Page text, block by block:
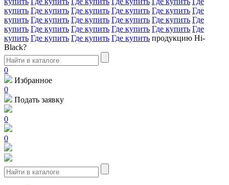
купить Где купить Где купить Где купить Где купить Где
купить Где купить Где купить Где купить Где купить Где
купить Где купить Где купить Где купить Где купить Где
купить Где купить Где купить Где купить продукцию Hi-
Black?
0
Избранное
0
Подать заявку
0
0